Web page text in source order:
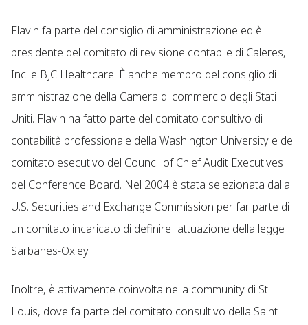
Flavin fa parte del consiglio di amministrazione ed è
presidente del comitato di revisione contabile di Caleres,
Inc. e BJC Healthcare. È anche membro del consiglio di
amministrazione della Camera di commercio degli Stati
Uniti. Flavin ha fatto parte del comitato consultivo di
contabilità professionale della Washington University e del
comitato esecutivo del Council of Chief Audit Executives
del Conference Board. Nel 2004 è stata selezionata dalla
U.S. Securities and Exchange Commission per far parte di
un comitato incaricato di definire l'attuazione della legge
Sarbanes-Oxley.
Inoltre, è attivamente coinvolta nella community di St.
Louis, dove fa parte del comitato consultivo della Saint